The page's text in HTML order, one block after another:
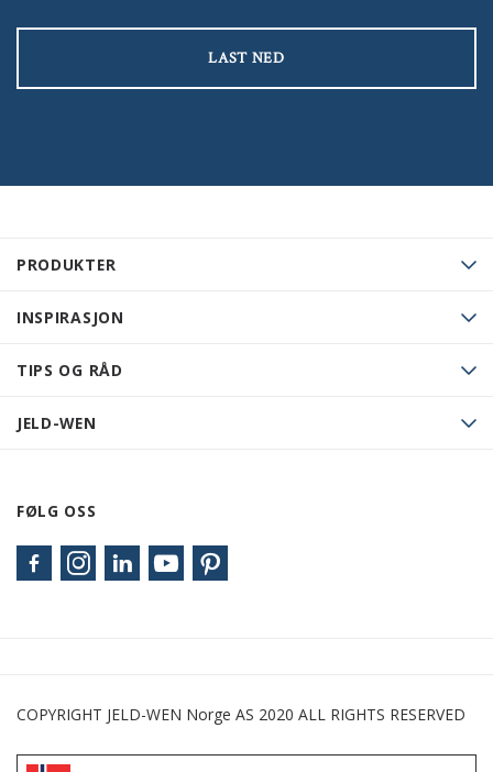
PRODUKTER
INSPIRASJON
TIPS OG RÅD
JELD-WEN
FØLG OSS
LAST NED
COPYRIGHT JELD-WEN Norge AS 2020 ALL RIGHTS RESERVED